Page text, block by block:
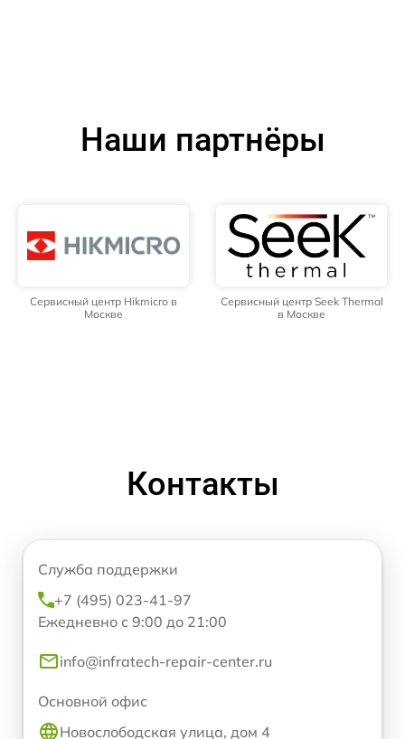
Наши партнёры
Сервисный центр Hikmicro в
Москве
Сервисный центр Seek Thermal
в Москве
Контакты
Служба поддержки
+7 (495) 023-41-97
Ежедневно с 9:00 до 21:00
info@infratech-repair-center.ru
Основной офис
Новослободская улица, дом 4